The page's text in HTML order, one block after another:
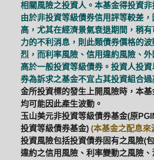
相關風險之投資人。本基金得投資非
由於非投資等級債券信用評等較差
高，尤其在經濟景氣衰退期間，稍
力的不利消息，則此類債券價格的波
烈，而利率風險、信用違約風險、
高於一般投資等級債券。投資人投
券為訴求之基金不宜占其投資組合過
金所投資標的發生上開風險時，本
均可能因此產生波動。
玉山美元非投資等級債券基金(原
投資等級債券基金) (本基金之配息來
投資風險包括投資債券固有之風險(
違約之信用風險、利率變動之風險、